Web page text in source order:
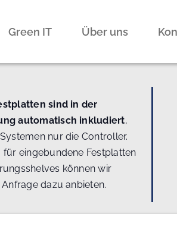
Green IT Über uns
sind in der
automatisch inkludiert,
nur die Controller.
für eingebundene Festplatten
können wir
dazu anbieten.